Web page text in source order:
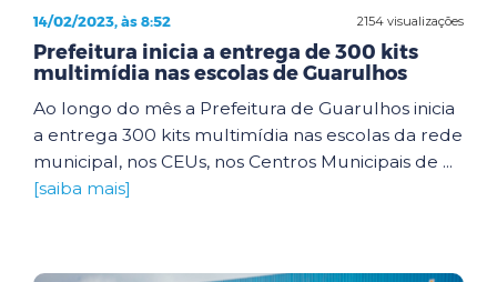
2154 visualizações
14/02/2023, às 8:52
Prefeitura inicia a entrega de 300 kits
multimídia nas escolas de Guarulhos
Ao longo do mês a Prefeitura de Guarulhos inicia
a entrega 300 kits multimídia nas escolas da rede
municipal, nos CEUs, nos Centros Municipais de ...
[saiba mais]